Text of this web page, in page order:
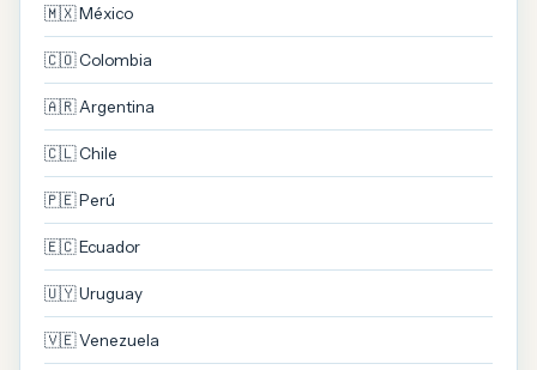
🇲🇽 México
🇨🇴 Colombia
🇦🇷 Argentina
🇨🇱 Chile
🇵🇪 Perú
🇪🇨 Ecuador
🇺🇾 Uruguay
🇻🇪 Venezuela